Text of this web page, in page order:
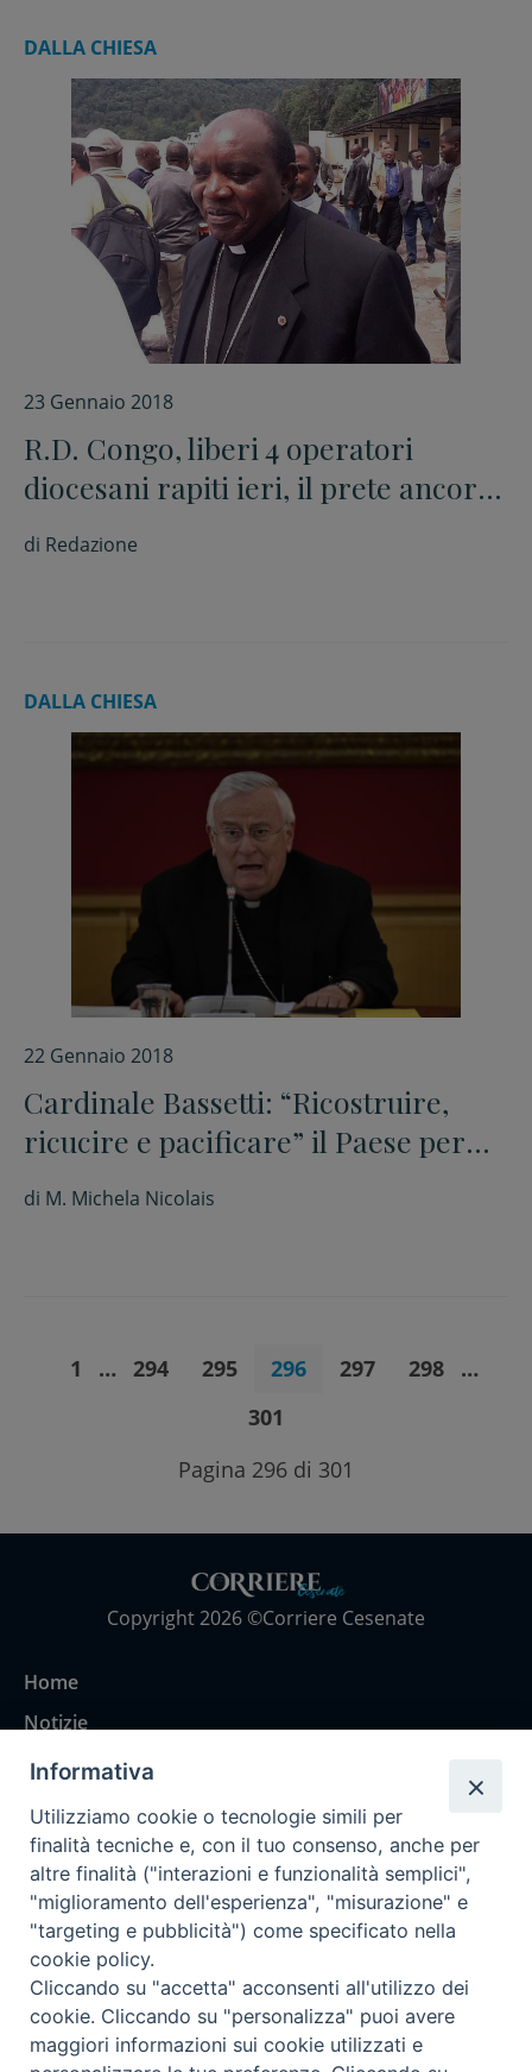
DALLA CHIESA
23 Gennaio 2018
R.D. Congo, liberi 4 operatori
diocesani rapiti ieri, il prete ancora
no
di Redazione
DALLA CHIESA
22 Gennaio 2018
Cardinale Bassetti: “Ricostruire,
ricucire e pacificare” il Paese per
ritrovare la misura alta della
politica
di M. Michela Nicolais
1 … 294 295 296 297 298
…
301
Pagina 296 di 301
Copyright 2026 ©Corriere Cesenate
Home
Notizie
Rubriche
Chi siamo
Come abbonarsi
Contatti
Informativa
Utilizziamo cookie o tecnologie simili per
finalità tecniche e, con il tuo consenso, anche per
altre finalità ("interazioni e funzionalità semplici",
"miglioramento dell'esperienza", "misurazione" e
"targeting e pubblicità") come specificato nella
cookie policy.
Cliccando su "accetta" acconsenti all'utilizzo dei
cookie. Cliccando su "personalizza" puoi avere
maggiori informazioni sui cookie utilizzati e